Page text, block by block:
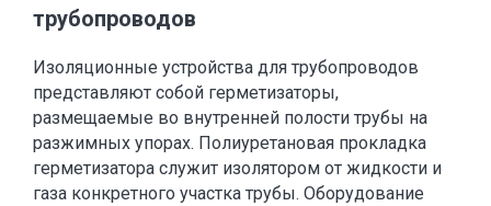
трубопроводов
Изоляционные устройства для трубопроводов
представляют собой герметизаторы,
размещаемые во внутренней полости трубы на
разжимных упорах. Полиуретановая прокладка
герметизатора служит изолятором от жидкости и
газа конкретного участка трубы. Оборудование